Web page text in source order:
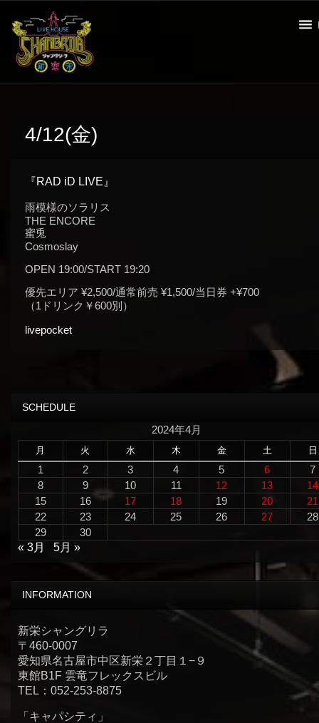
4/12(金)
『RAD iD LIVE』
雨模様のソラリス
THE ENCORE
蜜兎
Cosmoslay
OPEN 19:00/START 19:20
優先エリア ¥2,500/通常前売 ¥1,500/当日券 +¥700
（1ドリンク￥600別）
livepocket
SCHEDULE
2024年4月
月 火 水 木 金 土 日
1 2 3 4 5 6
7
8
9 10 11 12 13
14
15
16 17 18 19 20
21
22
23 24 25 26 27
28
29
30
« 3月
5月 »
INFORMATION
新栄シャングリラ
〒460-0007
愛知県名古屋市中区新栄２丁目１−９
東館B1F 雲竜フレックスビル
TEL：052-253-8875
「キャパシティ」